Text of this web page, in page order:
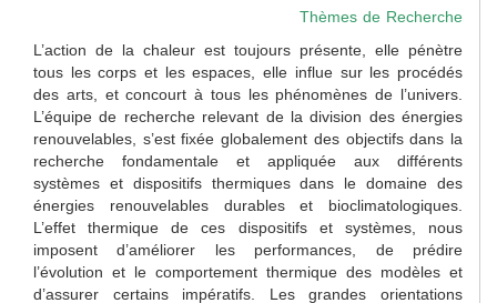
Thèmes de Recherche
L’action de la chaleur est toujours présente, elle pénètre
tous les corps et les espaces, elle influe sur les procédés
des arts, et concourt à tous les phénomènes de l’univers.
L’équipe de recherche relevant de la division des énergies
renouvelables, s’est fixée globalement des objectifs dans la
recherche fondamentale et appliquée aux différents
systèmes et dispositifs thermiques dans le domaine des
énergies renouvelables durables et bioclimatologiques.
L’effet thermique de ces dispositifs et systèmes, nous
imposent d’améliorer les performances, de prédire
l’évolution et le comportement thermique des modèles et
d’assurer certains impératifs. Les grandes orientations